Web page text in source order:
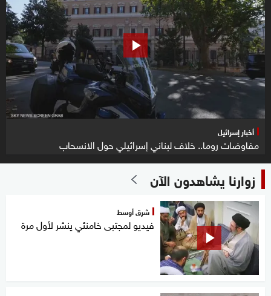
أخبار إسرائيل
مفاوضات روما.. خلاف لبناني إسرائيلي حول الانسحاب
زوارنا يشاهدون الآن
شرق أوسط
فيديو لمجتبى خامنئي ينشر لأول مرة